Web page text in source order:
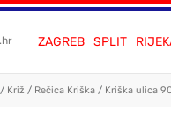
ZAGREB SPLIT
/ Križ / Rečica Kriška / Kriška ulica